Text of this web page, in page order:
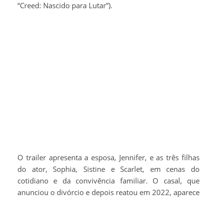
“Creed: Nascido para Lutar”).
O trailer apresenta a esposa, Jennifer, e as três filhas
do ator, Sophia, Sistine e Scarlet, em cenas do
cotidiano e da convivência familiar. O casal, que
anunciou o divórcio e depois reatou em 2022, aparece